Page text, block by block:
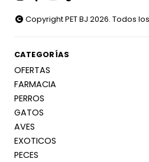
Copyright PET BJ 2026. Todos
CATEGORÍAS
OFERTAS
FARMACIA
PERROS
GATOS
AVES
EXOTICOS
PECES